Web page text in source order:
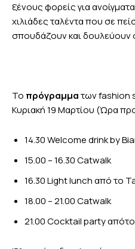
ξένους φορείς για
χιλιάδες ταλέντα που σε
σπουδάζουν και δουλεύουν
Το πρόγραμματων fashion
Κυριακή 19 Μαρτίου (Ώρα
14.30 Welcome drink by
15.00 – 16.30 Catwalk
16.30 Light lunch από το
18.00 – 21.00 Catwalk
21.00 Cocktail partyαπότο